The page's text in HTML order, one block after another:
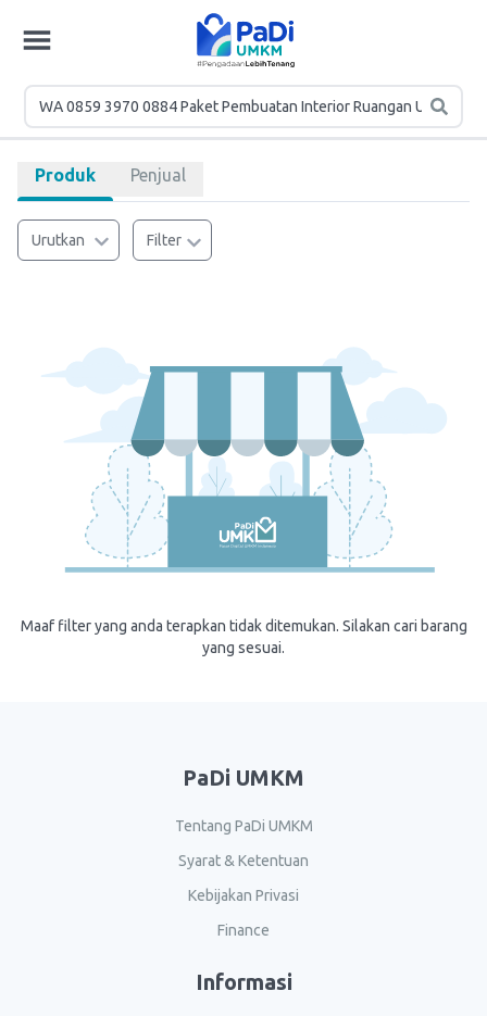
Produk Penjual
Urutkan Filter
Maaf filter yang anda terapkan tidak ditemukan. Silakan cari barang
yang sesuai.
PaDi UMKM
Tentang PaDi UMKM
Syarat & Ketentuan
Kebijakan Privasi
Finance
Informasi